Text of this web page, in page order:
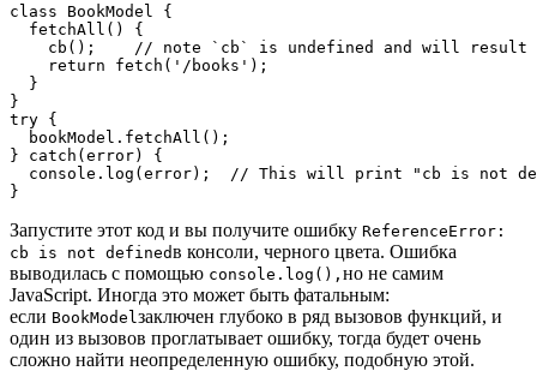
class BookModel {
  fetchAll() {
cb();    // note `cb` is undefined and will result
    return fetch('/books');
  }
}
try {
  bookModel.fetchAll();
} catch(error) {
console.log(error);  // This will print "cb is not
}
Запустите этот код и вы получите ошибку ReferenceError:
cb is not definedв консоли, черного цвета. Ошибка
выводилась с помощью console.log(), но не самим
JavaScript. Иногда это может быть фатальным:
если BookModel заключен глубоко в ряд вызовов функций, и
один из вызовов проглатывает ошибку, тогда будет очень
сложно найти неопределенную ошибку, подобную этой.